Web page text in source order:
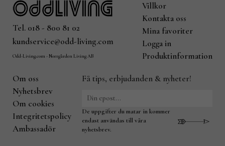
Tel. 018 - 800 81 02
kundservice@odd-living.com
Odd-Living.com - Norrgården Living AB
Villkor
Kontakta oss
Mina favoriter
Logga in
Produktinformation
Om oss
Nyhetsbrev
Om cookies
Integritetspolicy
Ambassadör
Få tips, erbjudanden & nyheter!
De uppgifter du matar in kommer
endast användas till våra
nyhetsbrev.